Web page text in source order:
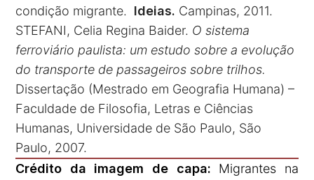
condição migrante. Ideias. Campinas, 2011.
STEFANI, Celia Regina Baider. O sistema
ferroviário paulista: um estudo sobre a evolução
do transporte de passageiros sobre trilhos.
Dissertação (Mestrado em Geografia Humana) –
Faculdade de Filosofia, Letras e Ciências
Humanas, Universidade de São Paulo, São
Paulo, 2007.
Crédito da imagem de capa: Migrantes na